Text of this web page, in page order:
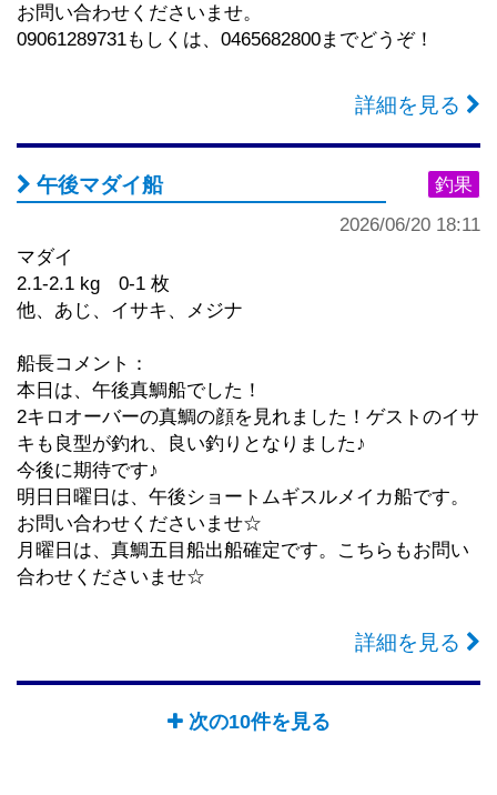
お問い合わせくださいませ。
09061289731もしくは、0465682800までどうぞ！
詳細を見る
釣果
午後マダイ船
2026/06/20 18:11
マダイ
2.1-2.1 kg 0-1 枚
他、あじ、イサキ、メジナ
船長コメント：
本日は、午後真鯛船でした！
2キロオーバーの真鯛の顔を見れました！ゲストのイサ
キも良型が釣れ、良い釣りとなりました♪
今後に期待です♪
明日日曜日は、午後ショートムギスルメイカ船です。
お問い合わせくださいませ☆
月曜日は、真鯛五目船出船確定です。こちらもお問い
合わせくださいませ☆
詳細を見る
次の10件を見る